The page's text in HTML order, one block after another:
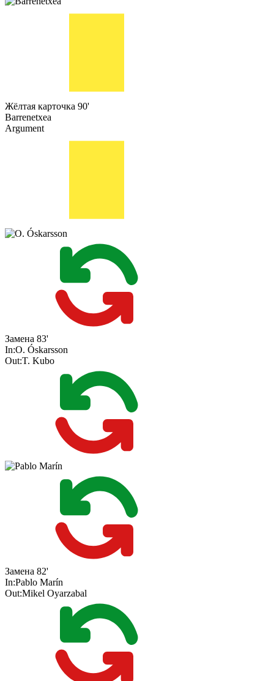
Жёлтая карточка 90'
Barrenetxea
Argument
Замена 83'
In:O. Óskarsson
Out:T. Kubo
Замена 82'
In:Pablo Marín
Out:Mikel Oyarzabal